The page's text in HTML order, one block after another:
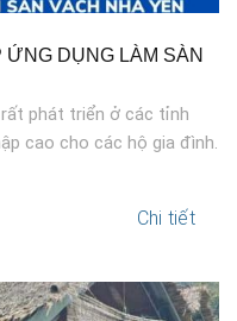
DỤNG LÀM SÀN
phát triển ở các tỉnh
cao cho các hộ gia đình.
Chi tiết